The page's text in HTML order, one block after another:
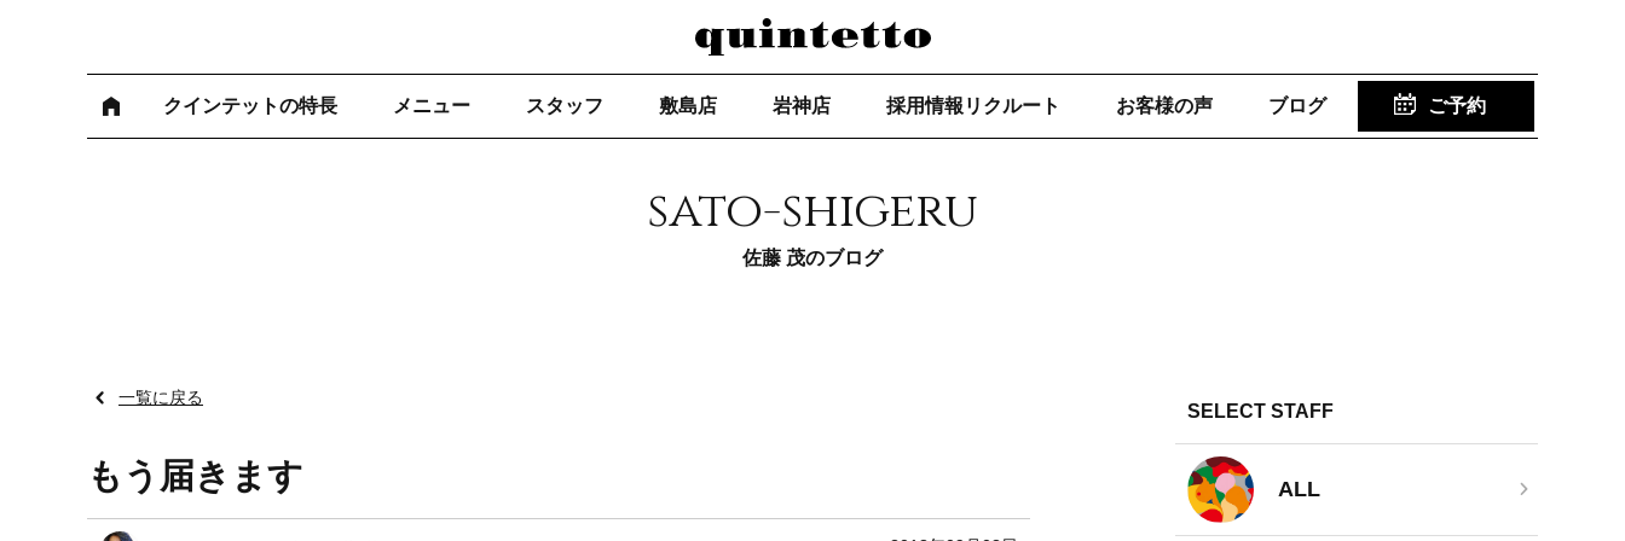
クインテットの特長 メニュー スタッフ 敷島店 岩神店 採用情報リクルート お客様の声 ブログ ご予約
sato-shigeru
佐藤 茂のブログ
一覧に戻る
もう届きます
SELECT STAFF
ALL